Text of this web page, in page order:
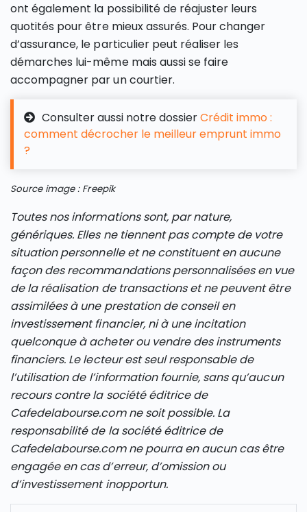
ont également la possibilité de réajuster leurs
quotités pour être mieux assurés. Pour changer
d’assurance, le particulier peut réaliser les
démarches lui-même mais aussi se faire
accompagner par un courtier.
Consulter aussi notre dossierCrédit immo :
comment décrocher le meilleur emprunt immo
?
Source image : Freepik
Toutes nos informations sont, par nature,
génériques. Elles ne tiennent pas compte de votre
situation personnelle et ne constituent en aucune
façon des recommandations personnalisées en vue
de la réalisation de transactions et ne peuvent être
assimilées à une prestation de conseil en
investissement financier, ni à une incitation
quelconque à acheter ou vendre des instruments
financiers. Le lecteur est seul responsable de
l’utilisation de l’information fournie, sans qu’aucun
recours contre la société éditrice de
Cafedelabourse.com ne soit possible. La
responsabilité de la société éditrice de
Cafedelabourse.com ne pourra en aucun cas être
engagée en cas d’erreur, d’omission ou
d’investissement inopportun.